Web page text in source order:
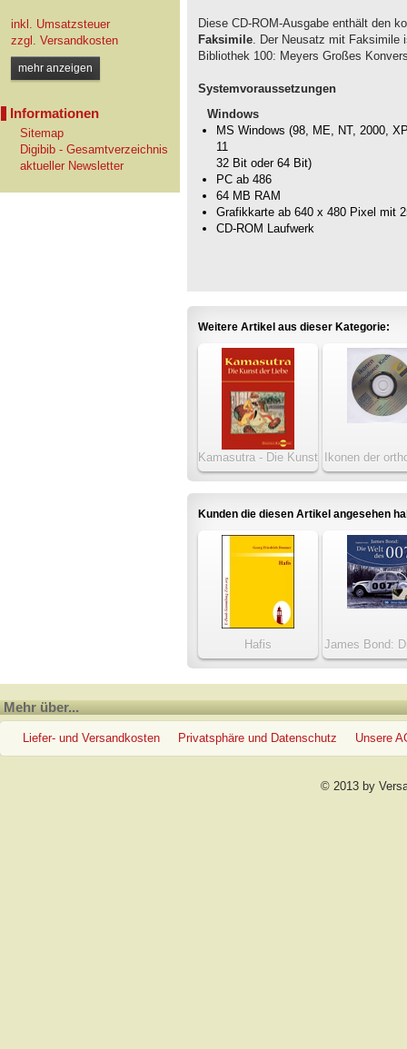
inkl. Umsatzsteuer
zzgl. Versandkosten
mehr anzeigen
Informationen
Sitemap
Digibib - Gesamtverzeichnis
aktueller Newsletter
Diese CD-ROM-Ausgabe enthält den
Faksimile. Der Neusatz mit Faksimile
Bibliothek 100: Meyers Großes
Systemvoraussetzungen
Windows
MS Windows (98, ME, NT, 2000,
11
32 Bit oder 64 Bit)
PC ab 486
64 MB RAM
Grafikkarte ab 640 x 480 Pixel mit
CD-ROM Laufwerk
Weitere Artikel aus dieser Kategorie:
Kamasutra - Die Kunst
der Liebe
Ikonen der
Kirche
Kunden die diesen Artikel angesehen
Hafis
James Bond:
des 007
Mehr über...
Liefer- und Versandkosten Privatsphäre und Datenschutz Unsere
© 2013 by